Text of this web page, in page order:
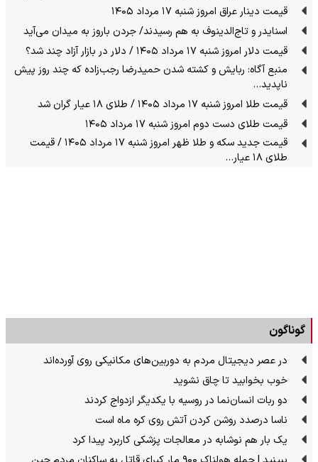
قیمت دینار عراق امروز شنبه ۱۷ مرداد ۱۴۰۵
اسنایدر و تاج‌الدینوف به هم رسیدند/ جردن باروز به میدان می‌آید
قیمت دلار امروز شنبه ۱۷ مرداد ۱۴۰۵ / دلار در بازار آزاد چند شد؟
منبع آگاه: ربایش و کشته شدن حمیدرضا رجب‌زاده که چند روز پیش
ناپدید…
قیمت طلا امروز شنبه ۱۷ مرداد ۱۴۰۵ / طلای ۱۸ عیار گران شد
قیمت طلای دست دوم امروز شنبه ۱۷ مرداد ۱۴۰۵
قیمت جدید سکه و طلا ظهر امروز شنبه ۱۷ مرداد ۱۴۰۵ / قیمت
طلای ۱۸ عیار…
گوناگون
در عصر دیجیتال مردم به دوربین‌های مکانیکی روی آورده‌اند
خوب بخوابید تا چاق نشوید
دو ربات انسان‌نما در روسیه با یکدیگر ازدواج کردند
ناسا درصدد روشن کردن آتش روی کره ماه است
یک بار هم نوشابه در معالجات پزشکی کاربرد پیدا کرد